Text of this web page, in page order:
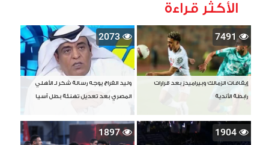
الأكثر قراءة
7491
إيقافات الزمالك وبيراميدز بعد قرارات
رابطة الأندية
2073
وليد الفراج يوجه رسالة شكر لـ الأهلي
المصري بعد تعديل تهنئة بطل آسيا
1904
1897